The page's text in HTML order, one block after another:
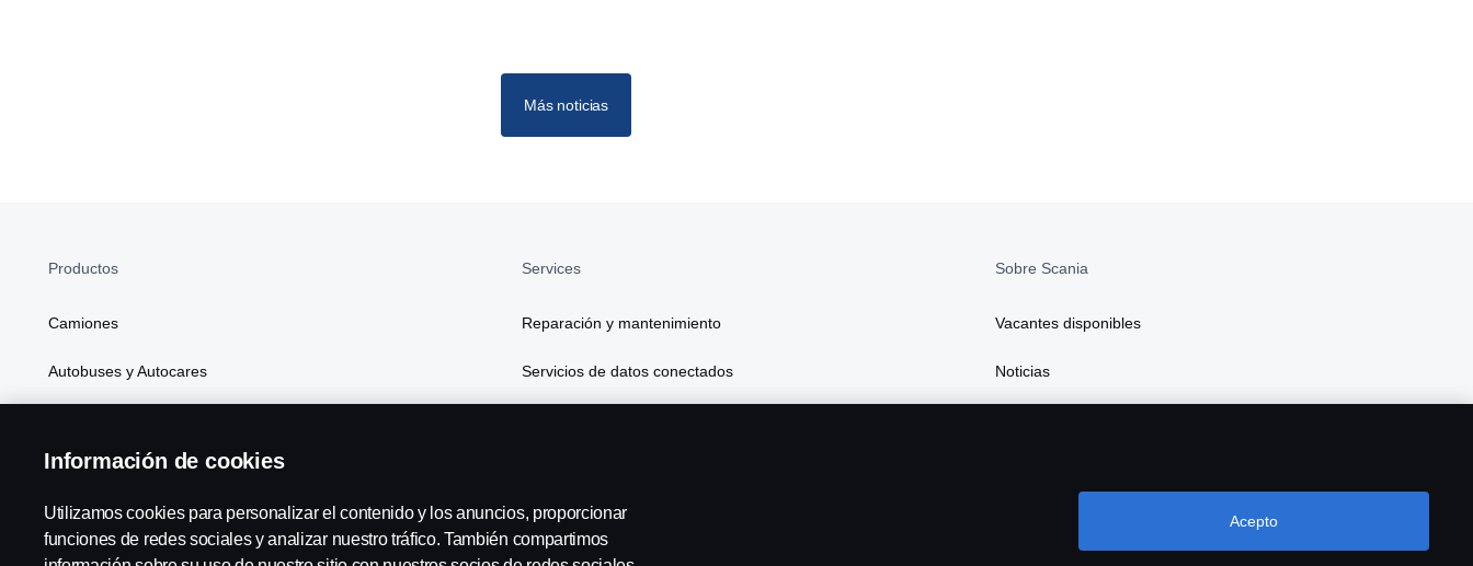
Más noticias
Productos
Camiones
Autobuses y Autocares
Atributos
Services
Reparación y mantenimiento
Servicios de datos conectados
Sobre Scania
Vacantes disponibles
Noticias
Información de cookies
Utilizamos cookies para personalizar el contenido y los anuncios, proporcionar
funciones de redes sociales y analizar nuestro tráfico. También compartimos
Acepto